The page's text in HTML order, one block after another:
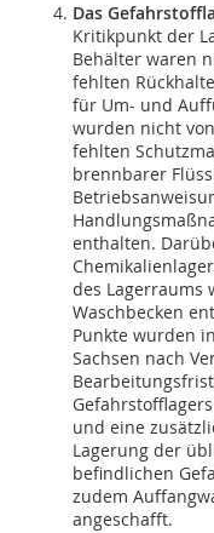
Das
Kritikpunkt der
Behälter waren
fehlten
für Um- und
wurden nicht
fehlten
brennbarer
enthalten.
des Lagerraums
Waschbecken
Punkte wurden
Sachsen nach
und eine
Lagerung der
befindlichen
zudem
angeschafft.